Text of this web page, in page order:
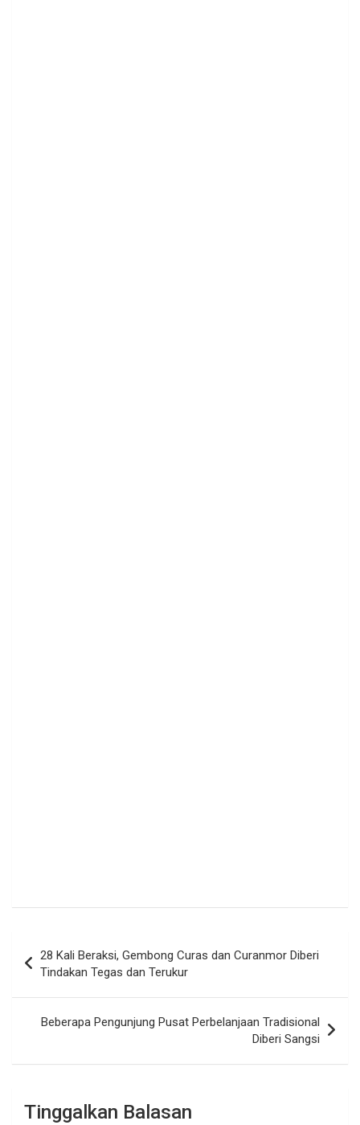
pos
28 Kali Beraksi, Gembong Curas dan Curanmor Diberi
Tindakan Tegas dan Terukur
Beberapa Pengunjung Pusat Perbelanjaan Tradisional
Diberi Sangsi
Tinggalkan Balasan